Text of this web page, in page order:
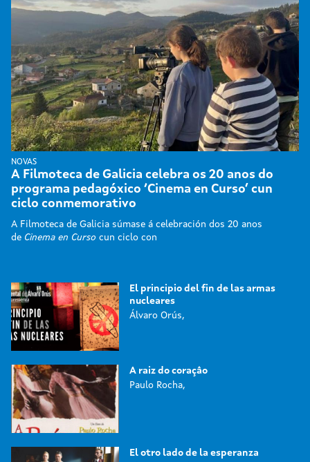
NOVAS
A Filmoteca de Galicia celebra os 20 anos do
programa pedagóxico ‘Cinema en Curso’ cun
ciclo conmemorativo
A Filmoteca de Galicia súmase á celebración dos 20 anos
de Cinema en Curso cun ciclo con
El principio del fin de las armas
nucleares
Álvaro Orús,
A raiz do coraçâo
Paulo Rocha,
El otro lado de la esperanza